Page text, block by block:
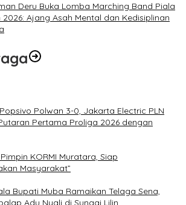
Deru Buka Lomba Marching Band Piala
Ajang Asah Mental dan Kedisiplinan
Polwan 3-0, Jakarta Electric PLN
Pertama Proliga 2026 dengan
KORMI Muratara, Siap
Masyarakat”
Bupati Muba Ramaikan Telaga Sena,
Adu Nyali di Sungai Lilin